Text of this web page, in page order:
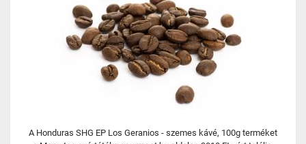
A Honduras SHG EP Los Geranios - szemes kávé, 100g terméket